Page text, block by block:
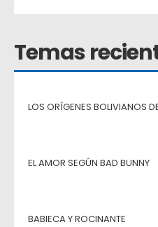
Temas
LOS ORÍGENES BOLIVIANOS
EL AMOR SEGÚN BAD BUNNY
BABIECA Y ROCINANTE